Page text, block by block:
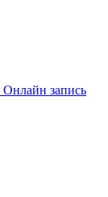
Онлайн запись